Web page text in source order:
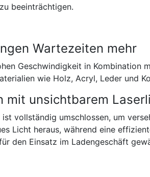
beeinträchtigen.
Wartezeiten mehr
Geschwindigkeit in Kombination
wie Holz, Acryl, Leder und
mit unsichtbarem
ist vollständig umschlossen, um
Licht heraus, während eine
den Einsatz im Ladengeschäft